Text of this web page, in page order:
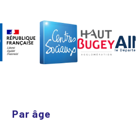
Par âge